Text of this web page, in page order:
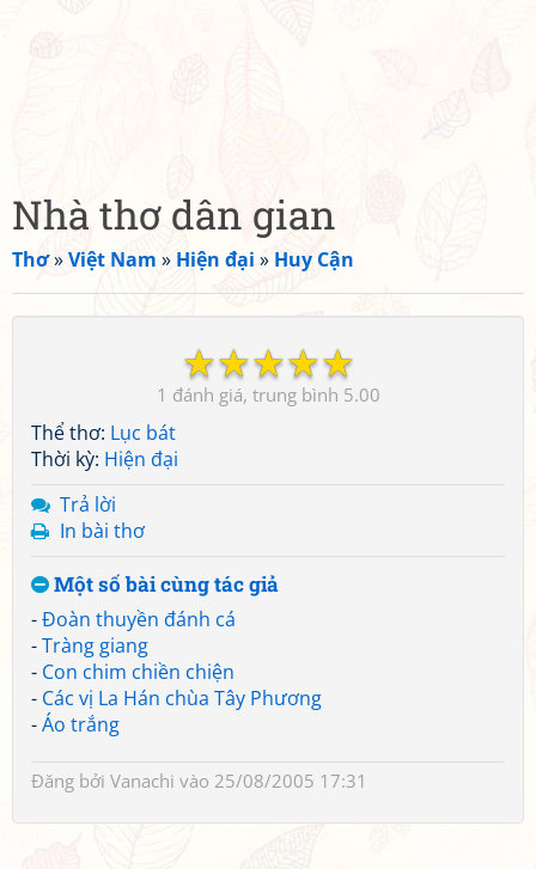
Nhà thơ dân gian
Thơ»Việt Nam » Hiện đại » Huy Cận
☆
☆
☆
☆
☆
1 5.00
Thể thơ: Lục bát
Thời kỳ: Hiện đại
Trả lời
In bài thơ
Một số bài cùng tác giả
-Đoàn thuyền đánh cá
-Tràng giang
- Con chim chiền chiện
- Các vị La Hán chùa Tây Phương
-Áo trắng
Đăng bởi Vanachi vào 25/08/2005 17:31